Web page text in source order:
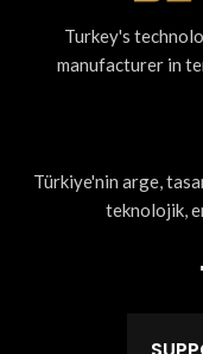
Turkey's
manufacturer in
Türkiye'nin arge,
teknolojik,